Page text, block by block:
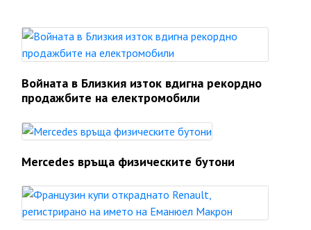
Войната в Близкия изток вдигна рекордно
продажбите на електромобили
Mercedes връща физическите бутони